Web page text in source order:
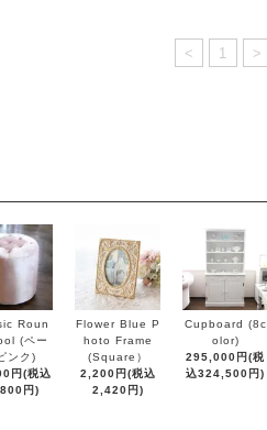
< 1 >
Roun
(ペー
ンク)
円(税込
円)
Flower Blue P
hoto Frame
(Square）
2,200円(税込
2,420円)
Cupboard (8c
olor)
295,000円(税
込324,500円)